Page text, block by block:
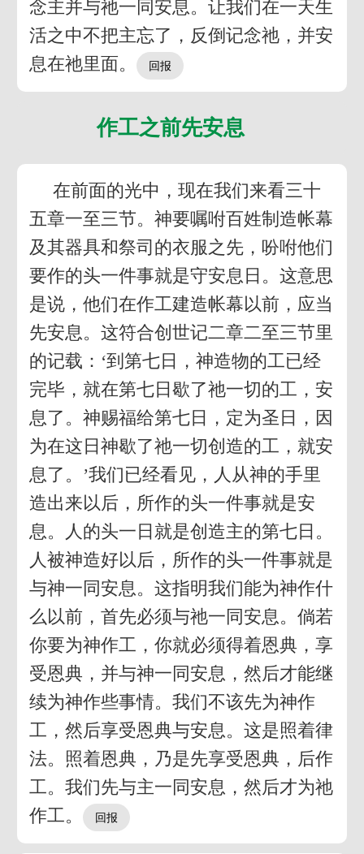
念主并与祂一同安息。让我们在一天生
活之中不把主忘了，反倒记念祂，并安
息在祂里面。
作工之前先安息
在前面的光中，现在我们来看三十
五章一至三节。神要嘱咐百姓制造帐幕
及其器具和祭司的衣服之先，吩咐他们
要作的头一件事就是守安息日。这意思
是说，他们在作工建造帐幕以前，应当
先安息。这符合创世记二章二至三节里
的记载：‘到第七日，神造物的工已经
完毕，就在第七日歇了祂一切的工，安
息了。神赐福给第七日，定为圣日，因
为在这日神歇了祂一切创造的工，就安
息了。’我们已经看见，人从神的手里
造出来以后，所作的头一件事就是安
息。人的头一日就是创造主的第七日。
人被神造好以后，所作的头一件事就是
与神一同安息。这指明我们能为神作什
么以前，首先必须与祂一同安息。倘若
你要为神作工，你就必须得着恩典，享
受恩典，并与神一同安息，然后才能继
续为神作些事情。我们不该先为神作
工，然后享受恩典与安息。这是照着律
法。照着恩典，乃是先享受恩典，后作
工。我们先与主一同安息，然后才为祂
作工。